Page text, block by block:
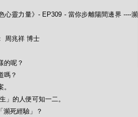
心靈力量》- EP309 - 當你步離陽間邊界 ----瀕
周兆祥 博士
的呢？
嗎？
」的人便可知一二。
瀕死經驗」？